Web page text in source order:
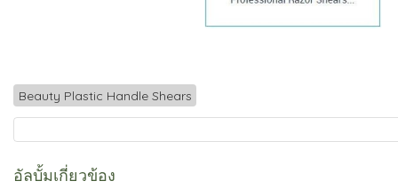
Beauty Plastic Handle Shears
อัลบั้มเกี่ยวข้อง